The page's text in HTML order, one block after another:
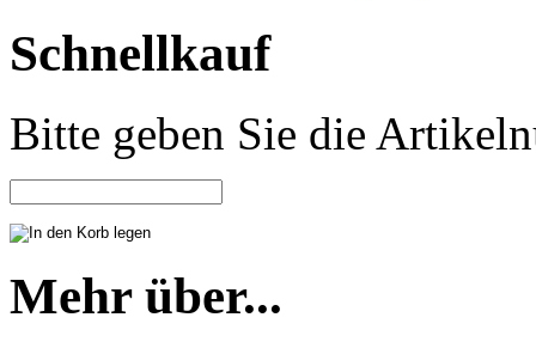
Schnellkauf
Bitte geben Sie die
Mehr über...